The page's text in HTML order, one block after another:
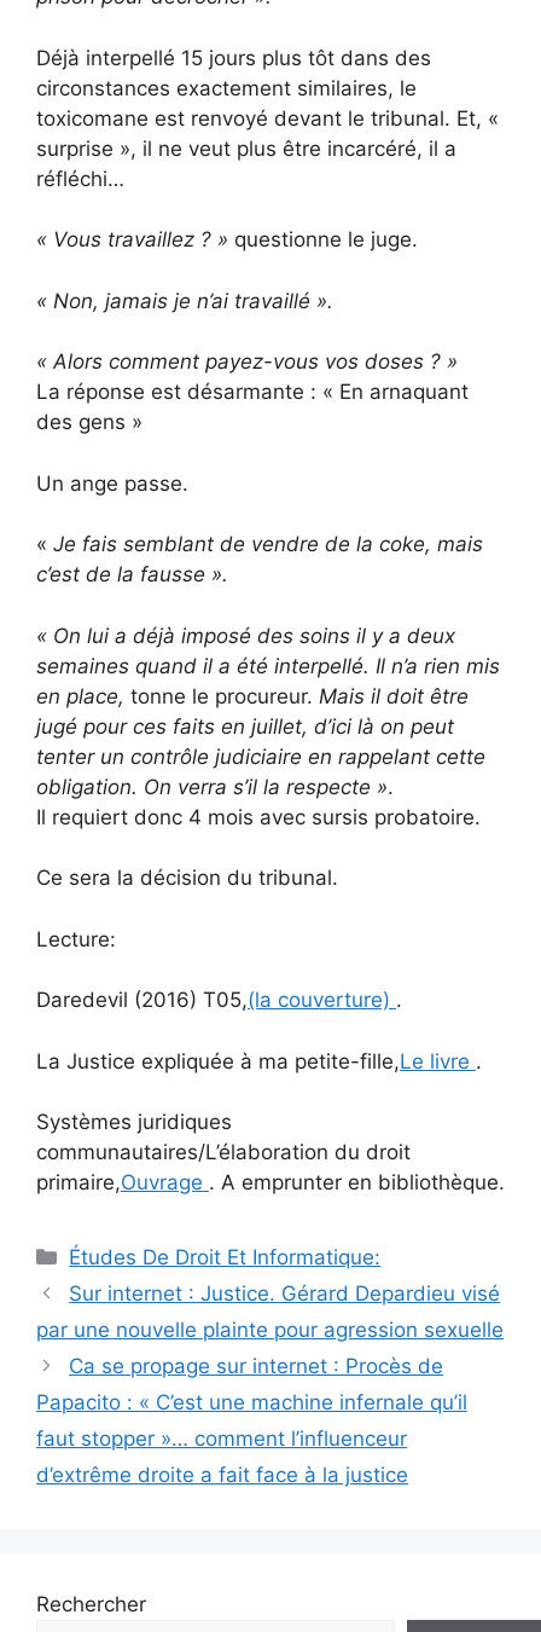
Déjà interpellé 15 jours plus tôt dans des
circonstances exactement similaires, le
toxicomane est renvoyé devant le tribunal. Et, «
surprise », il ne veut plus être incarcéré, il a
réfléchi…
« Vous travaillez ? » questionne le juge.
« Non, jamais je n’ai travaillé ».
« Alors comment payez-vous vos doses ? »
La réponse est désarmante : « En arnaquant
des gens »
Un ange passe.
« Je fais semblant de vendre de la coke, mais
c’est de la fausse ».
« On lui a déjà imposé des soins il y a deux
semaines quand il a été interpellé. Il n’a rien mis
en place, tonne le procureur. Mais il doit être
jugé pour ces faits en juillet, d’ici là on peut
tenter un contrôle judiciaire en rappelant cette
obligation. On verra s’il la respecte ».
Il requiert donc 4 mois avec sursis probatoire.
Ce sera la décision du tribunal.
Lecture:
Daredevil (2016) T05,(la couverture) .
La Justice expliquée à ma petite-fille,Le livre .
Systèmes juridiques
communautaires/L’élaboration du droit
primaire,Ouvrage . A emprunter en bibliothèque.
Catégories
Études De Droit Et Informatique:
Navigation
des
articles
Sur internet : Justice. Gérard Depardieu visé
par une nouvelle plainte pour agression sexuelle
Ca se propage sur internet : Procès de
Papacito : « C’est une machine infernale qu’il
faut stopper »… comment l’influenceur
d’extrême droite a fait face à la justice
Rechercher